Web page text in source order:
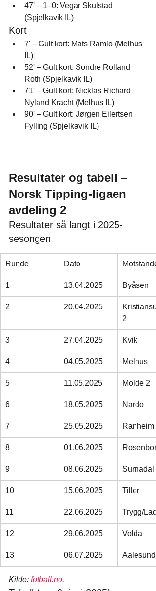
47' – 1–0: Vegar Skulstad
(Spjelkavik IL)
Kort
7' – Gult kort: Mats Ramlo (Melhus
IL)
52' – Gult kort: Sondre Rolland
Roth (Spjelkavik IL)
71' – Gult kort: Nicklas Richard
Nyland Kracht (Melhus IL)
90' – Gult kort: Jørgen Eilertsen
Fylling (Spjelkavik IL)
Resultater og tabell –
Norsk Tipping-ligaen
avdeling 2
Resultater så langt i 2025-
sesongen
Runde Dato
1 13.04.2025 Byåsen
2 20.04.2025
2
3 27.04.2025 Kvik
4 04.05.2025 Melhus
5 11.05.2025 Molde 2
6 18.05.2025 Nardo
7 25.05.2025 Ranheim 2
8 01.06.2025
9 08.06.2025 Surnadal
10 15.06.2025 Tiller
11 22.06.2025 Trygg/
12 29.06.2025 Volda
13 06.07.2025 Aalesund
Kilde: fotball.no.